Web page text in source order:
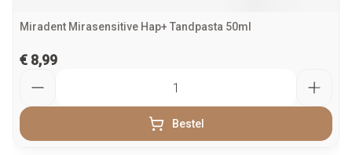
Miradent Mirasensitive Hap+ Tandpasta 50ml
€ 8,99
Bestel